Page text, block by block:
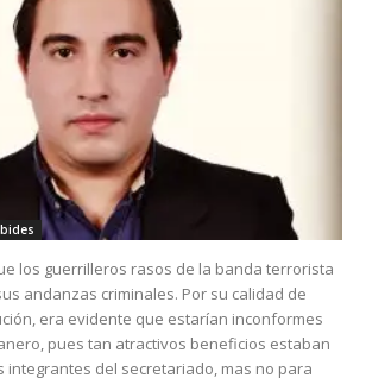
los guerrilleros rasos de la banda terrorista
andanzas criminales. Por su calidad de
era evidente que estarían inconformes
pues tan atractivos beneficios estaban
integrantes del secretariado, mas no para